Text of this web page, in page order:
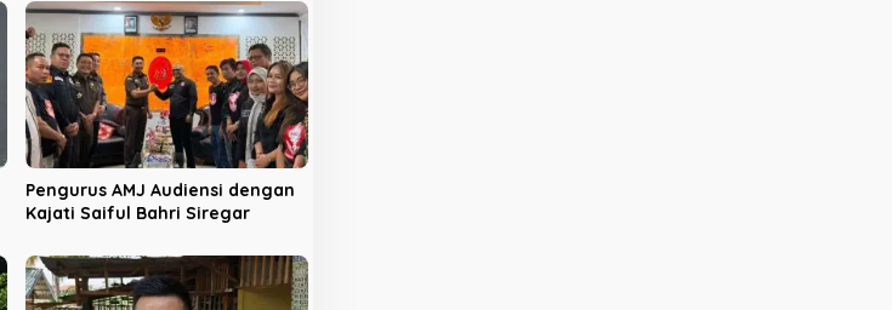
Pengurus AMJ Audiensi dengan
Kajati Saiful Bahri Siregar